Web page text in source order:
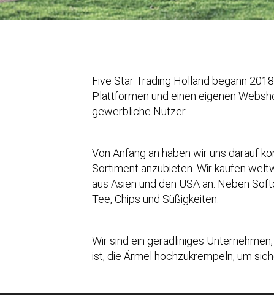
Five Star Trading Holland begann
Plattformen und einen eigenen
gewerbliche Nutzer.
Von Anfang an haben wir uns darauf
Sortiment anzubieten. Wir kaufen
aus Asien und den USA an. Neben
Tee, Chips und Süßigkeiten.
Wir sind ein geradliniges
ist, die Ärmel hochzukrempeln, um